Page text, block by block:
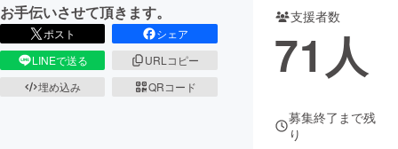
お手伝いさせて頂きます。
ポスト
シェア
LINEで送る
URLコピー
埋め込み
QRコード
支援者数
71 人
募集終了まで残
り